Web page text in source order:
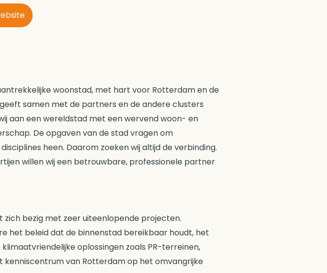
woonstad, met hart voor Rotterdam en de
samen met de partners en de andere clusters
aan een wereldstad met een wervend woon- en
De opgaven van de stad vragen om
heen. Daarom zoeken wij altijd de verbinding.
willen wij een betrouwbare, professionele partner
zich bezig met zeer uiteenlopende projecten.
het beleid dat de binnenstad bereikbaar houdt, het
oplossingen zoals PR-terreinen,
kenniscentrum van Rotterdam op het omvangrijke